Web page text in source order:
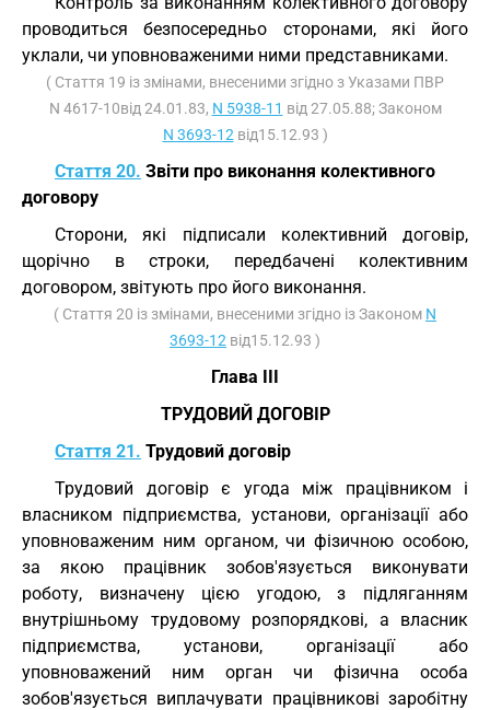
проводиться безпосередньо сторонами, які його
уклали, чи уповноваженими ними представниками.
( Стаття 19 із змінами, внесеними згідно з Указами ПВР
N 4617-10від 24.01.83, N 5938-11 від 27.05.88; Законом
N 3693-12 від15.12.93 )
Стаття 20. Звіти про виконання колективного
договору
Сторони, які підписали колективний договір,
щорічно в строки, передбачені колективним
договором, звітують про його виконання.
( Стаття 20 із змінами, внесеними згідно із Законом N
3693-12 від15.12.93 )
Глава III
ТРУДОВИЙ ДОГОВІР
Стаття 21. Трудовий договір
Трудовий договір є угода між працівником і
власником підприємства, установи, організації або
уповноваженим ним органом, чи фізичною особою,
за якою працівник зобов'язується виконувати
роботу, визначену цією угодою, з підляганням
внутрішньому трудовому розпорядкові, а власник
підприємства, установи, організації або
уповноважений ним орган чи фізична особа
зобов'язується виплачувати працівникові заробітну